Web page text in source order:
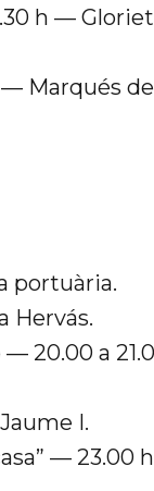
h —
Marqués
portuària.
Hervás.
20.00 a
I.
— 23.00